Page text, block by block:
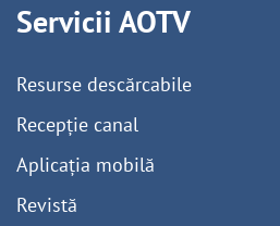
Servicii AOTV
Resurse descărcabile
Recepție canal
Aplicația mobilă
Revistă